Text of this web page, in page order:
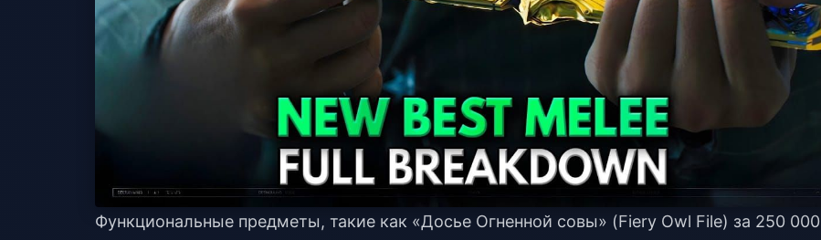
Функциональные предметы, такие как «Досье Огненной совы» (Fiery Owl File) за 250 000